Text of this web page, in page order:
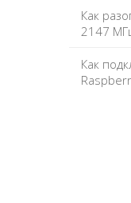
Как
2147
Как